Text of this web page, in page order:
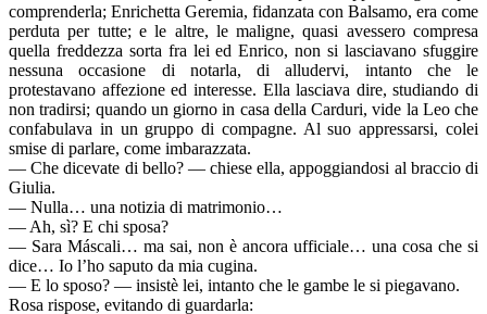
comprenderla; Enrichetta Geremia, fidanzata con Balsamo, era come
perduta per tutte; e le altre, le maligne, quasi avessero compresa
quella freddezza sorta fra lei ed Enrico, non si lasciavano sfuggire
nessuna occasione di notarla, di alludervi, intanto che le
protestavano affezione ed interesse. Ella lasciava dire, studiando di
non tradirsi; quando un giorno in casa della Carduri, vide la Leo che
confabulava in un gruppo di compagne. Al suo appressarsi, colei
smise di parlare, come imbarazzata.
— Che dicevate di bello? — chiese ella, appoggiandosi al braccio di
Giulia.
— Nulla… una notizia di matrimonio…
— Ah, sì? E chi sposa?
— Sara Máscali… ma sai, non è ancora ufficiale… una cosa che si
dice… Io l’ho saputo da mia cugina.
— E lo sposo? — insistè lei, intanto che le gambe le si piegavano.
Rosa rispose, evitando di guardarla: